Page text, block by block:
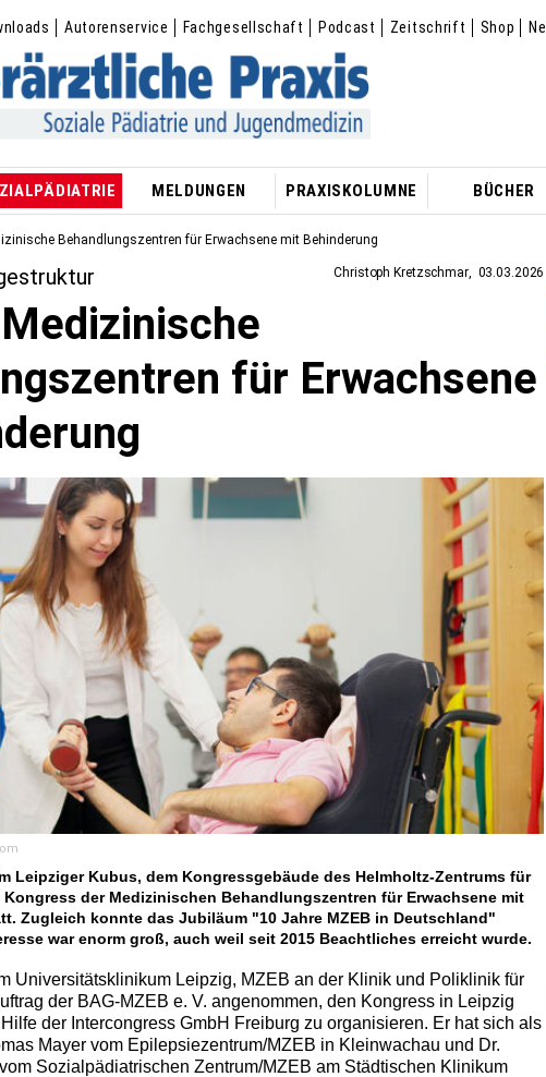
Autorenservice Fachgesellschaft Podcast Zeitschrift Shop
MELDUNGEN PRAXISKOLUMNE BÜCHER
Behandlungszentren für Erwachsene mit Behinderung
Christoph Kretzschmar 03.03.2026
für Erwachsene
Leipziger Kubus, dem Kongressgebäude des Helmholtz-Zentrums für
der Medizinischen Behandlungszentren für Erwachsene mit
Zugleich konnte das Jubiläum "10 Jahre MZEB in Deutschland"
war enorm groß, auch weil seit 2015 Beachtliches erreicht wurde.
Universitätsklinikum Leipzig, MZEB an der Klinik und Poliklinik für
der BAG-MZEB e. V. angenommen, den Kongress in Leipzig
der Intercongress GmbH Freiburg zu organisieren. Er hat sich als
Mayer vom Epilepsiezentrum/MZEB in Kleinwachau und Dr.
Sozialpädiatrischen Zentrum/MZEB am Städtischen Klinikum